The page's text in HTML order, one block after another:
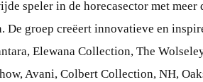
speler in de horecasector met
De groep creëert innovatieve en
Elewana Collection, The
Avani, Colbert Collection, NH,